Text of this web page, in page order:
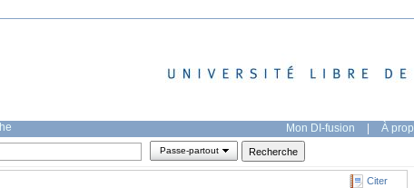
Mon DI-fusion | À
Passe-partout
Citer